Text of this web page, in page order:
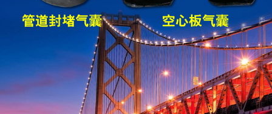
污水管道封堵气囊 管道堵水气囊
管道封堵气囊的注意事
管道封堵气囊